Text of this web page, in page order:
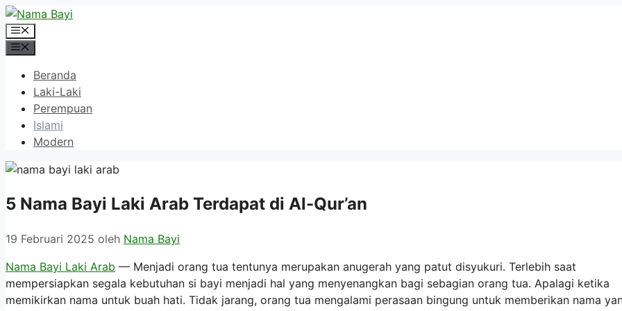
Langsung
ke
isi
Menu
Beranda
Laki-Laki
Perempuan
Islami
Modern
5 Nama Bayi Laki Arab Terdapat di Al-Qur’an
19 Februari 2025 oleh Nama Bayi
Nama Bayi Laki Arab — Menjadi orang tua tentunya merupakan anugerah yang patut disyukuri. Terlebih saat
mempersiapkan segala kebutuhan si bayi menjadi hal yang menyenangkan bagi sebagian orang tua. Apalagi ketika
memikirkan nama untuk buah hati. Tidak jarang, orang tua mengalami perasaan bingung untuk memberikan nama